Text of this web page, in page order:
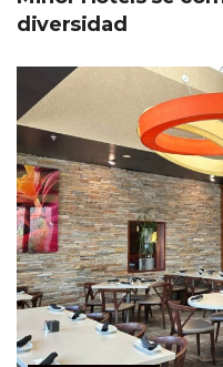
diversidad